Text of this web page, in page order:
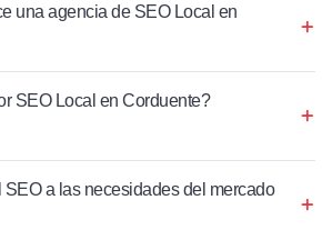
una agencia de SEO Local en
SEO Local en Corduente?
a las necesidades del mercado